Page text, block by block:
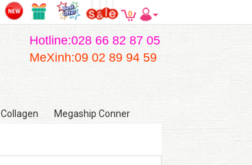
0
Hotline:028 66 82 87 05
MeXinh:09 02 89 94 59
Collagen Megaship Conner